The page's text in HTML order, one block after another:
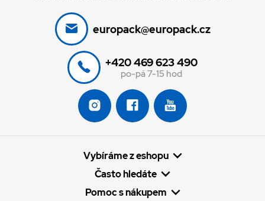
europack@europack.cz
+420 469 623 490
po-pá 7-15 hod
Vybíráme z eshopu
Často hledáte
Pomoc s nákupem